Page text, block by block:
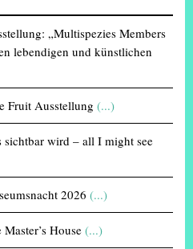
„Multispezies Members
lebendigen und künstlichen
Fruit Ausstellung (...)
sichtbar wird – all I might see
2026 (...)
Master’s House (...)